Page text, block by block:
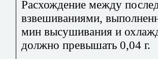
Расхождение между
взвешиваниями,
мин высушивания и
должно превышать 0,04 г.